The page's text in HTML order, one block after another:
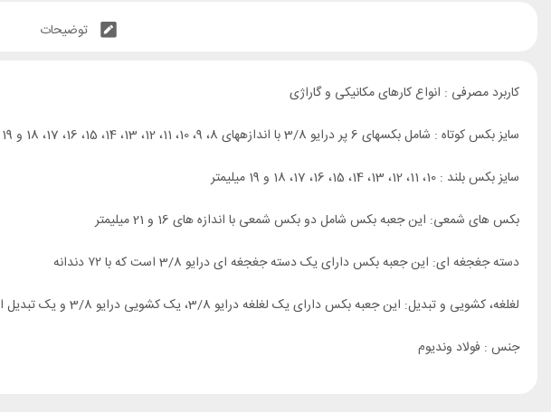
توضیحات
کاربرد مصرفی : انواع کارهای مکانیکی و گاراژی
سایز بکس کوتاه : شامل بکسهای 6 پر درایو 3/8 با اندازههای 8، 9، 10، 11، 12، 13، 14، 15، 16، 17، 18 و 19 میلیمتر
سایز بکس بلند : 10، 11، 12، 13، 14، 15، 16، 17، 18 و 19 میلیمتر
بکس های شمعی: این جعبه بکس شامل دو بکس شمعی با اندازه های 16 و 21 میلیمتر
دسته جغجغه ای: این جعبه بکس دارای یک دسته جغجغه ای درایو 3/8 است که با ۷۲ دندانه
لغلغه، کشویی و تبدیل: این جعبه بکس دارای یک لغلغه درایو 3/8، یک کشویی درایو 3/8 و یک تبدیل از درایو 3/8 به درایو 1/4 است که برای افزایش قابلیت استفاده از بکس ها
جنس : فولاد وندیوم